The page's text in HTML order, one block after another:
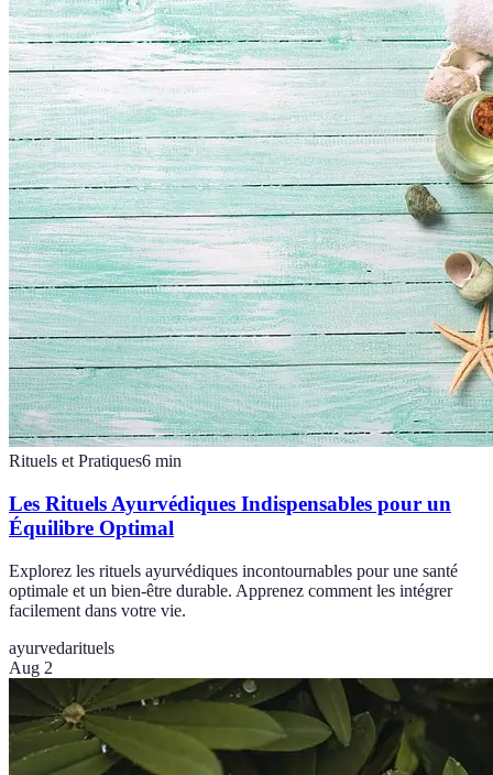
Rituels et Pratiques6 min
Les Rituels Ayurvédiques Indispensables pour un
Équilibre Optimal
Explorez les rituels ayurvédiques incontournables pour une santé
optimale et un bien-être durable. Apprenez comment les intégrer
facilement dans votre vie.
ayurvedarituels
Aug 2